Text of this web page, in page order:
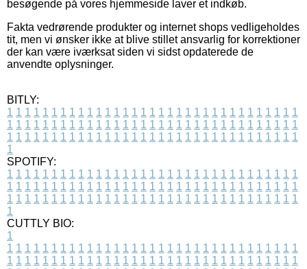
besøgende på vores hjemmeside laver et indkøb.
Fakta vedrørende produkter og internet shops vedligeholdes
tit, men vi ønsker ikke at blive stillet ansvarlig for korrektioner
der kan være iværksat siden vi sidst opdaterede de
anvendte oplysninger.
BITLY:
1 1 1 1 1 1 1 1 1 1 1 1 1 1 1 1 1 1 1 1 1 1 1 1 1 1 1 1 1 1 1 1 1
1 1 1 1 1 1 1 1 1 1 1 1 1 1 1 1 1 1 1 1 1 1 1 1 1 1 1 1 1 1 1 1 1
1 1 1 1 1 1 1 1 1 1 1 1 1 1 1 1 1 1 1 1 1 1 1 1 1 1 1 1 1 1 1 1 1
1
SPOTIFY:
1 1 1 1 1 1 1 1 1 1 1 1 1 1 1 1 1 1 1 1 1 1 1 1 1 1 1 1 1 1 1 1 1
1 1 1 1 1 1 1 1 1 1 1 1 1 1 1 1 1 1 1 1 1 1 1 1 1 1 1 1 1 1 1 1 1
1 1 1 1 1 1 1 1 1 1 1 1 1 1 1 1 1 1 1 1 1 1 1 1 1 1 1 1 1 1 1 1 1
1
CUTTLY BIO:
1
1 1 1 1 1 1 1 1 1 1 1 1 1 1 1 1 1 1 1 1 1 1 1 1 1 1 1 1 1 1 1 1 1
1 1 1 1 1 1 1 1 1 1 1 1 1 1 1 1 1 1 1 1 1 1 1 1 1 1 1 1 1 1 1 1 1